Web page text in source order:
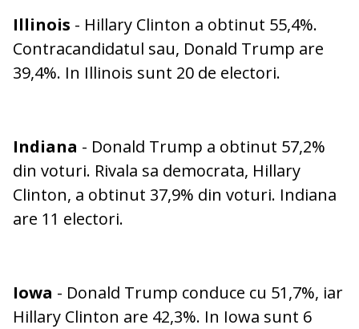
Illinois - Hillary Clinton a obtinut 55,4%.
Contracandidatul sau, Donald Trump are
39,4%. In Illinois sunt 20 de electori.
Indiana - Donald Trump a obtinut 57,2%
din voturi. Rivala sa democrata, Hillary
Clinton, a obtinut 37,9% din voturi. Indiana
are 11 electori.
Iowa - Donald Trump conduce cu 51,7%, iar
Hillary Clinton are 42,3%. In Iowa sunt 6